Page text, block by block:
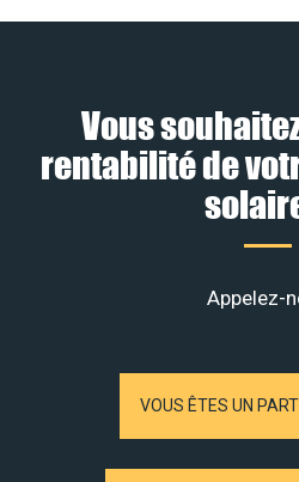
Vous
rentabilité de
Appelez-
VOUS ÊTES UN